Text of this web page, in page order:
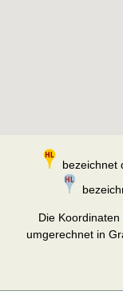
bezeichnet
Die
umgerechnet in